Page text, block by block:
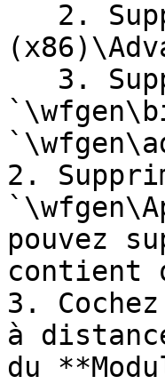
2.
pouvez
contient
3.
à
du